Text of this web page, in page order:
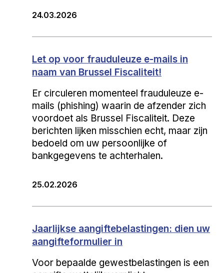
24.03.2026
Let op voor frauduleuze e-mails in
naam van Brussel Fiscaliteit!
Er circuleren momenteel frauduleuze e-
mails (phishing) waarin de afzender zich
voordoet als Brussel Fiscaliteit. Deze
berichten lijken misschien echt, maar zijn
bedoeld om uw persoonlijke of
bankgegevens te achterhalen.
25.02.2026
Jaarlijkse aangiftebelastingen: dien uw
aangifteformulier in
Voor bepaalde gewestbelastingen is een